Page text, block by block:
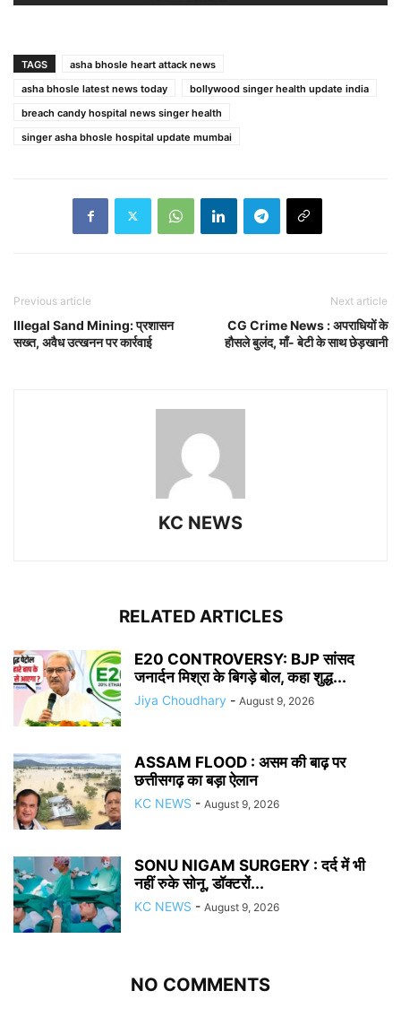
TAGS
asha bhosle heart attack news
asha bhosle latest news today
bollywood singer health update india
breach candy hospital news singer health
singer asha bhosle hospital update mumbai
Previous article
Illegal Sand Mining: प्रशासन
सख्त, अवैध उत्खनन पर कार्रवाई
Next article
CG Crime News : अपराधियों के
हौसले बुलंद, माँ- बेटी के साथ छेड़खानी
KC NEWS
RELATED ARTICLES
E20 CONTROVERSY: BJP सांसद
जनार्दन मिश्रा के बिगड़े बोल, कहा शुद्ध...
Jiya Choudhary - August 9, 2026
ASSAM FLOOD : असम की बाढ़ पर
छत्तीसगढ़ का बड़ा ऐलान
KC NEWS - August 9, 2026
SONU NIGAM SURGERY : दर्द में भी
नहीं रुके सोनू, डॉक्टरों...
KC NEWS - August 9, 2026
NO COMMENTS